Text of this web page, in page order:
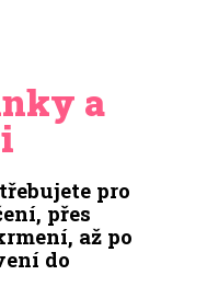
a
pro
přes
až po
do